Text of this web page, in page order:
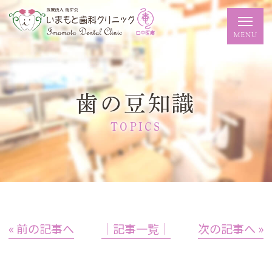
歯の豆知識
TOPICS
« 前の記事へ │記事一覧│ 次の記事へ »